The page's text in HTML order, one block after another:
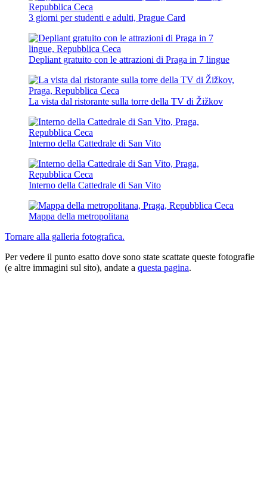
3 giorni per studenti e adulti, Prague Card
Depliant gratuito con le attrazioni di Praga in 7 lingue
La vista dal ristorante sulla torre della TV di Žižkov
Interno della Cattedrale di San Vito
Interno della Cattedrale di San Vito
Mappa della metropolitana
Tornare alla galleria fotografica.
Per vedere il punto esatto dove sono state scattate queste fotografie
(e altre immagini sul sito), andate a questa pagina.